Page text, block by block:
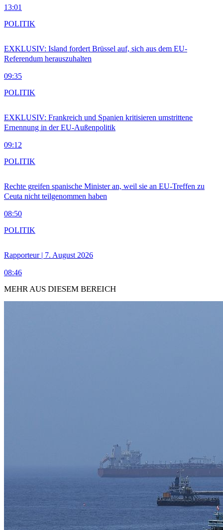
13:01
EXKLUSIV: Island fordert Brüssel auf, sich aus dem EU-
Referendum herauszuhalten
09:35
POLITIK
EXKLUSIV: Frankreich und Spanien kritisieren umstrittene
Ernennung in der EU-Außenpolitik
09:12
POLITIK
Rechte greifen spanische Minister an, weil sie an EU-Treffen zu
Ceuta nicht teilgenommen haben
08:50
POLITIK
Rapporteur | 7. August 2026
08:46
POLITIK
MEHR AUS DIESEM BEREICH